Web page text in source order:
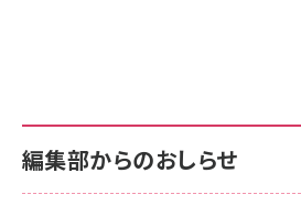
￥880
anan(アンアン
スペシャルエディション
サポート正規品 メーカ
NIMASO ガラスフィル
サポート正規品 メーカ
Amazon eギフトカー
編集部からのおしらせ